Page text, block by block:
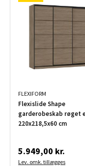
FLEXIFORM
Flexislide Shape
garderobeskab røget
220x218,5x60 cm
5.949,00 kr.
Lev. omk. tillægges